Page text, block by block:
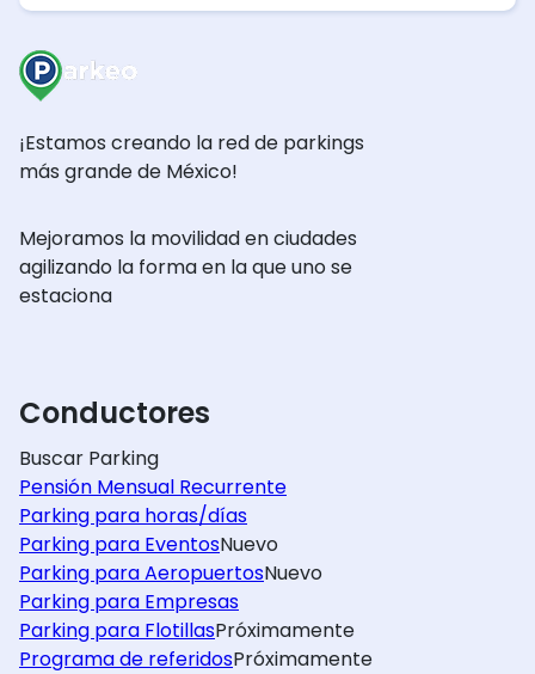
¡Estamos creando la red de parkings
más grande de México!
Mejoramos la movilidad en ciudades
agilizando la forma en la que uno se
estaciona
Conductores
Buscar Parking
Pensión Mensual Recurrente
Parking para horas/días
Parking para EventosNuevo
Parking para AeropuertosNuevo
Parking para Empresas
Parking para FlotillasPróximamente
Programa de referidosPróximamente